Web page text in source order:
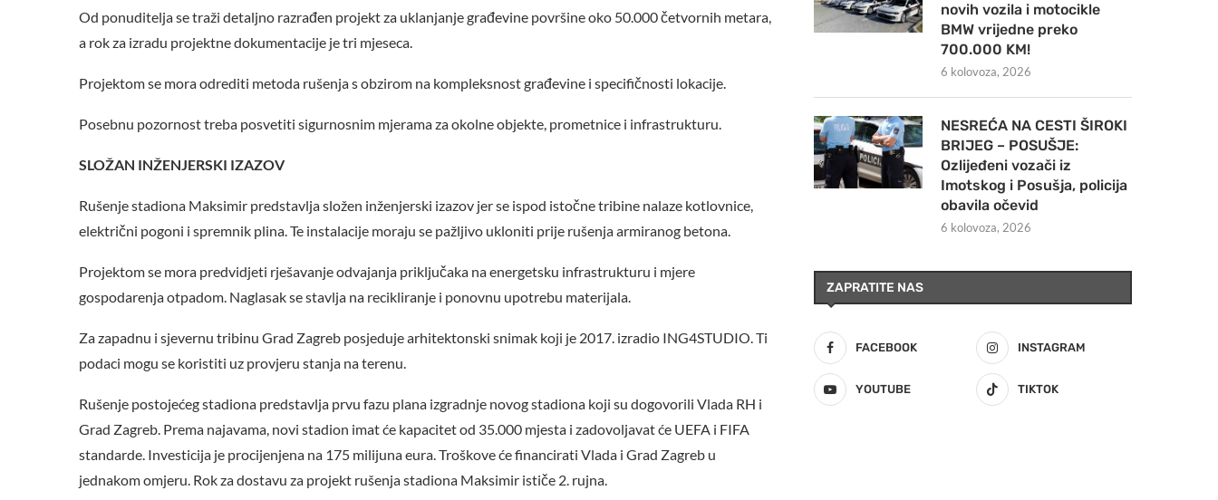
Od ponuditelja se traži detaljno razrađen projekt za uklanjanje građevine površine oko 50.000 četvornih metara,
a rok za izradu projektne dokumentacije je tri mjeseca.
Projektom se mora odrediti metoda rušenja s obzirom na kompleksnost građevine i specifičnosti lokacije.
Posebnu pozornost treba posvetiti sigurnosnim mjerama za okolne objekte, prometnice i infrastrukturu.
SLOŽAN INŽENJERSKI IZAZOV
Rušenje stadiona Maksimir predstavlja složen inženjerski izazov jer se ispod istočne tribine nalaze kotlovnice,
električni pogoni i spremnik plina. Te instalacije moraju se pažljivo ukloniti prije rušenja armiranog betona.
Projektom se mora predvidjeti rješavanje odvajanja priključaka na energetsku infrastrukturu i mjere
gospodarenja otpadom. Naglasak se stavlja na recikliranje i ponovnu upotrebu materijala.
Za zapadnu i sjevernu tribinu Grad Zagreb posjeduje arhitektonski snimak koji je 2017. izradio ING4STUDIO. Ti
podaci mogu se koristiti uz provjeru stanja na terenu.
Rušenje postojećeg stadiona predstavlja prvu fazu plana izgradnje novog stadiona koji su dogovorili Vlada RH i
Grad Zagreb. Prema najavama, novi stadion imat će kapacitet od 35.000 mjesta i zadovoljavat će UEFA i FIFA
standarde. Investicija je procijenjena na 175 milijuna eura. Troškove će financirati Vlada i Grad Zagreb u
jednakom omjeru. Rok za dostavu za projekt rušenja stadiona Maksimir ističe 2. rujna.
novih vozila i motocikle
BMW vrijedne preko
700.000 KM!
6 kolovoza, 2026
NESREĆA NA CESTI ŠIROKI
BRIJEG – POSUŠJE:
Ozlijeđeni vozači iz
Imotskog i Posušja, policija
obavila očevid
6 kolovoza, 2026
ZAPRATITE NAS
FACEBOOK INSTAGRAM
YOUTUBE TIKTOK